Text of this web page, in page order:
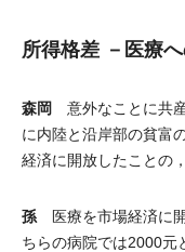
所得格差 －医療
森岡 意外なことに共
に内陸と沿岸部の貧富
経済に開放したことの
孫 医療を市場経済に
ちらの病院では2000元